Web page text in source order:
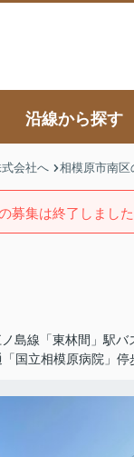
沿線から探す
会社へ 相模原市南区
募集は終了しました
島線「東林間」駅
国立相模原病院」停